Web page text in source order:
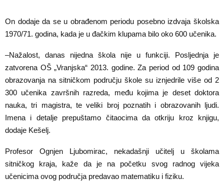
On dodaje da se u obrađenom periodu posebno izdvaja školska
1970/71. godina, kada je u đačkim klupama bilo oko 600 učenika.
–Nažalost, danas nijedna škola nije u funkciji. Posljednja je
zatvorena OŠ „Vranjska“ 2013. godine. Za period od 109 godina
obrazovanja na sitničkom području škole su iznjedrile više od 2
300 učenika završnih razreda, među kojima je deset doktora
nauka, tri magistra, te veliki broj poznatih i obrazovanih ljudi.
Imena i detalje prepuštamo čitaocima da otkriju kroz knjigu,
dodaje Kešelj.
Profesor Ognjen Ljubomirac, nekadašnji učitelj u školama
sitničkog kraja, kaže da je na početku svog radnog vijeka
učenicima ovog područja predavao matematiku i fiziku.